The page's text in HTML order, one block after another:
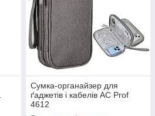
Сумка-органайзер для
ґаджетів і кабелів AC Prof
4612